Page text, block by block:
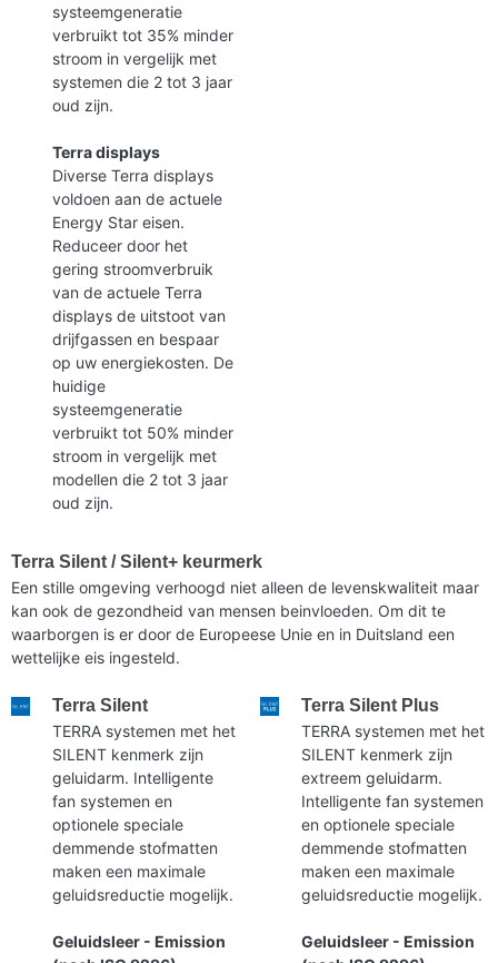
systeemgeneratie
verbruikt tot 35% minder
stroom in vergelijk met
systemen die 2 tot 3 jaar
oud zijn.
Terra displays
Diverse Terra displays
voldoen aan de actuele
Energy Star eisen.
Reduceer door het
gering stroomverbruik
van de actuele Terra
displays de uitstoot van
drijfgassen en bespaar
op uw energiekosten. De
huidige
systeemgeneratie
verbruikt tot 50% minder
stroom in vergelijk met
modellen die 2 tot 3 jaar
oud zijn.
Terra Silent / Silent+ keurmerk
Een stille omgeving verhoogd niet alleen de levenskwaliteit maar
kan ook de gezondheid van mensen beinvloeden. Om dit te
waarborgen is er door de Europeese Unie en in Duitsland een
wettelijke eis ingesteld.
Terra Silent
TERRA systemen met het
SILENT kenmerk zijn
geluidarm. Intelligente
fan systemen en
optionele speciale
demmende stofmatten
maken een maximale
geluidsreductie mogelijk.
Geluidsleer - Emission
Terra Silent Plus
TERRA systemen met het
SILENT kenmerk zijn
extreem geluidarm.
Intelligente fan systemen
en optionele speciale
demmende stofmatten
maken een maximale
geluidsreductie mogelijk.
Geluidsleer - Emission